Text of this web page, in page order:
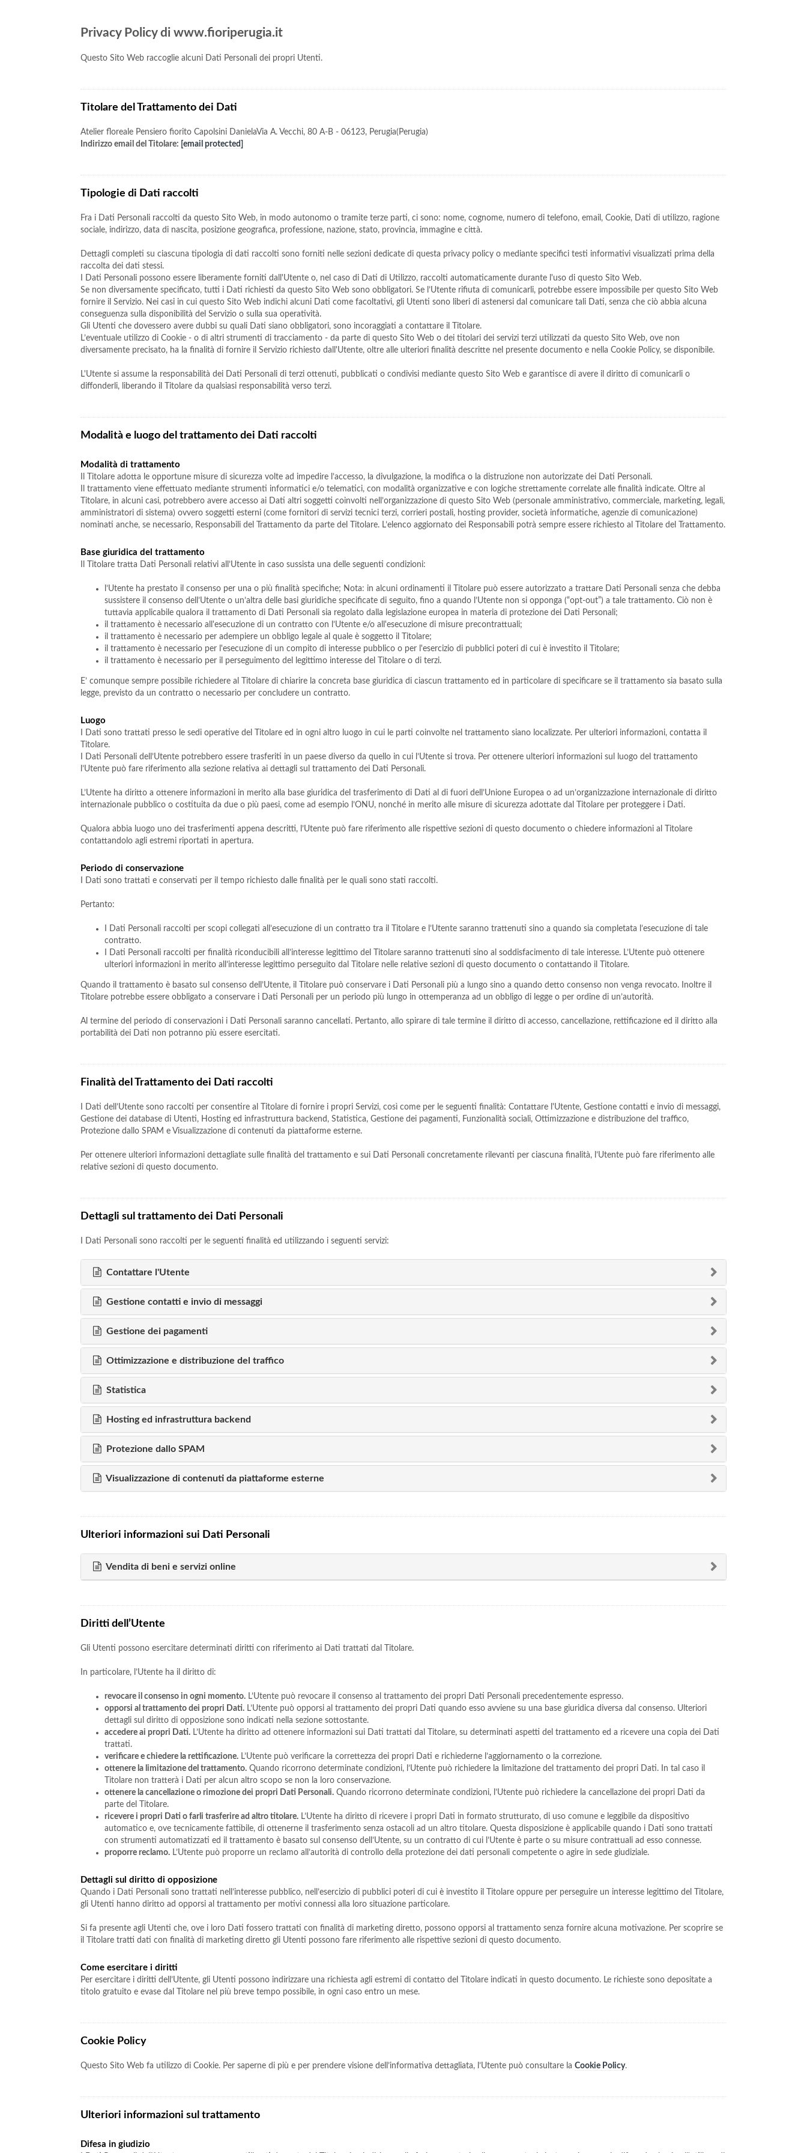
Privacy Policy di www.fioriperugia.it
Questo Sito Web raccoglie alcuni Dati Personali dei propri Utenti.
Titolare del Trattamento dei Dati
Atelier floreale Pensiero fiorito Capolsini DanielaVia A. Vecchi, 80 A-B - 06123, Perugia(Perugia)
Indirizzo email del Titolare: [email protected]
Tipologie di Dati raccolti
Fra i Dati Personali raccolti da questo Sito Web, in modo autonomo o tramite terze parti, ci sono: nome, cognome, numero di telefono, email, Cookie, Dati di utilizzo, ragione
sociale, indirizzo, data di nascita, posizione geografica, professione, nazione, stato, provincia, immagine e città.
Dettagli completi su ciascuna tipologia di dati raccolti sono forniti nelle sezioni dedicate di questa privacy policy o mediante specifici testi informativi visualizzati prima della
raccolta dei dati stessi.
I Dati Personali possono essere liberamente forniti dall'Utente o, nel caso di Dati di Utilizzo, raccolti automaticamente durante l'uso di questo Sito Web.
Se non diversamente specificato, tutti i Dati richiesti da questo Sito Web sono obbligatori. Se l’Utente rifiuta di comunicarli, potrebbe essere impossibile per questo Sito Web
fornire il Servizio. Nei casi in cui questo Sito Web indichi alcuni Dati come facoltativi, gli Utenti sono liberi di astenersi dal comunicare tali Dati, senza che ciò abbia alcuna
conseguenza sulla disponibilità del Servizio o sulla sua operatività.
Gli Utenti che dovessero avere dubbi su quali Dati siano obbligatori, sono incoraggiati a contattare il Titolare.
L’eventuale utilizzo di Cookie - o di altri strumenti di tracciamento - da parte di questo Sito Web o dei titolari dei servizi terzi utilizzati da questo Sito Web, ove non
diversamente precisato, ha la finalità di fornire il Servizio richiesto dall'Utente, oltre alle ulteriori finalità descritte nel presente documento e nella Cookie Policy, se disponibile.
L'Utente si assume la responsabilità dei Dati Personali di terzi ottenuti, pubblicati o condivisi mediante questo Sito Web e garantisce di avere il diritto di comunicarli o
diffonderli, liberando il Titolare da qualsiasi responsabilità verso terzi.
Modalità e luogo del trattamento dei Dati raccolti
Modalità di trattamento
Il Titolare adotta le opportune misure di sicurezza volte ad impedire l’accesso, la divulgazione, la modifica o la distruzione non autorizzate dei Dati Personali.
Il trattamento viene effettuato mediante strumenti informatici e/o telematici, con modalità organizzative e con logiche strettamente correlate alle finalità indicate. Oltre al
Titolare, in alcuni casi, potrebbero avere accesso ai Dati altri soggetti coinvolti nell’organizzazione di questo Sito Web (personale amministrativo, commerciale, marketing, legali,
amministratori di sistema) ovvero soggetti esterni (come fornitori di servizi tecnici terzi, corrieri postali, hosting provider, società informatiche, agenzie di comunicazione)
nominati anche, se necessario, Responsabili del Trattamento da parte del Titolare. L’elenco aggiornato dei Responsabili potrà sempre essere richiesto al Titolare del Trattamento.
Base giuridica del trattamento
Il Titolare tratta Dati Personali relativi all’Utente in caso sussista una delle seguenti condizioni:
l’Utente ha prestato il consenso per una o più finalità specifiche; Nota: in alcuni ordinamenti il Titolare può essere autorizzato a trattare Dati Personali senza che debba
sussistere il consenso dell’Utente o un’altra delle basi giuridiche specificate di seguito, fino a quando l’Utente non si opponga (“opt-out”) a tale trattamento. Ciò non è
tuttavia applicabile qualora il trattamento di Dati Personali sia regolato dalla legislazione europea in materia di protezione dei Dati Personali;
il trattamento è necessario all'esecuzione di un contratto con l’Utente e/o all'esecuzione di misure precontrattuali;
il trattamento è necessario per adempiere un obbligo legale al quale è soggetto il Titolare;
il trattamento è necessario per l'esecuzione di un compito di interesse pubblico o per l'esercizio di pubblici poteri di cui è investito il Titolare;
il trattamento è necessario per il perseguimento del legittimo interesse del Titolare o di terzi.
E’ comunque sempre possibile richiedere al Titolare di chiarire la concreta base giuridica di ciascun trattamento ed in particolare di specificare se il trattamento sia basato sulla
legge, previsto da un contratto o necessario per concludere un contratto.
Luogo
I Dati sono trattati presso le sedi operative del Titolare ed in ogni altro luogo in cui le parti coinvolte nel trattamento siano localizzate. Per ulteriori informazioni, contatta il
Titolare.
I Dati Personali dell’Utente potrebbero essere trasferiti in un paese diverso da quello in cui l’Utente si trova. Per ottenere ulteriori informazioni sul luogo del trattamento
l’Utente può fare riferimento alla sezione relativa ai dettagli sul trattamento dei Dati Personali.
L’Utente ha diritto a ottenere informazioni in merito alla base giuridica del trasferimento di Dati al di fuori dell’Unione Europea o ad un’organizzazione internazionale di diritto
internazionale pubblico o costituita da due o più paesi, come ad esempio l’ONU, nonché in merito alle misure di sicurezza adottate dal Titolare per proteggere i Dati.
Qualora abbia luogo uno dei trasferimenti appena descritti, l’Utente può fare riferimento alle rispettive sezioni di questo documento o chiedere informazioni al Titolare
contattandolo agli estremi riportati in apertura.
Periodo di conservazione
I Dati sono trattati e conservati per il tempo richiesto dalle finalità per le quali sono stati raccolti.
Pertanto:
I Dati Personali raccolti per scopi collegati all’esecuzione di un contratto tra il Titolare e l’Utente saranno trattenuti sino a quando sia completata l’esecuzione di tale
contratto.
I Dati Personali raccolti per finalità riconducibili all’interesse legittimo del Titolare saranno trattenuti sino al soddisfacimento di tale interesse. L’Utente può ottenere
ulteriori informazioni in merito all’interesse legittimo perseguito dal Titolare nelle relative sezioni di questo documento o contattando il Titolare.
Quando il trattamento è basato sul consenso dell’Utente, il Titolare può conservare i Dati Personali più a lungo sino a quando detto consenso non venga revocato. Inoltre il
Titolare potrebbe essere obbligato a conservare i Dati Personali per un periodo più lungo in ottemperanza ad un obbligo di legge o per ordine di un’autorità.
Al termine del periodo di conservazioni i Dati Personali saranno cancellati. Pertanto, allo spirare di tale termine il diritto di accesso, cancellazione, rettificazione ed il diritto alla
portabilità dei Dati non potranno più essere esercitati.
Finalità del Trattamento dei Dati raccolti
I Dati dell’Utente sono raccolti per consentire al Titolare di fornire i propri Servizi, così come per le seguenti finalità: Contattare l'Utente, Gestione contatti e invio di messaggi,
Gestione dei database di Utenti, Hosting ed infrastruttura backend, Statistica, Gestione dei pagamenti, Funzionalità sociali, Ottimizzazione e distribuzione del traffico,
Protezione dallo SPAM e Visualizzazione di contenuti da piattaforme esterne.
Per ottenere ulteriori informazioni dettagliate sulle finalità del trattamento e sui Dati Personali concretamente rilevanti per ciascuna finalità, l’Utente può fare riferimento alle
relative sezioni di questo documento.
Dettagli sul trattamento dei Dati Personali
I Dati Personali sono raccolti per le seguenti finalità ed utilizzando i seguenti servizi:
Contattare l'Utente
Gestione contatti e invio di messaggi
Gestione dei pagamenti
Ottimizzazione e distribuzione del traffico
Statistica
Hosting ed infrastruttura backend
Protezione dallo SPAM
Visualizzazione di contenuti da piattaforme esterne
Ulteriori informazioni sui Dati Personali
Vendita di beni e servizi online
Diritti dell’Utente
Gli Utenti possono esercitare determinati diritti con riferimento ai Dati trattati dal Titolare.
In particolare, l’Utente ha il diritto di:
revocare il consenso in ogni momento. L’Utente può revocare il consenso al trattamento dei propri Dati Personali precedentemente espresso.
opporsi al trattamento dei propri Dati. L’Utente può opporsi al trattamento dei propri Dati quando esso avviene su una base giuridica diversa dal consenso. Ulteriori
dettagli sul diritto di opposizione sono indicati nella sezione sottostante.
accedere ai propri Dati. L’Utente ha diritto ad ottenere informazioni sui Dati trattati dal Titolare, su determinati aspetti del trattamento ed a ricevere una copia dei Dati
trattati.
verificare e chiedere la rettificazione. L’Utente può verificare la correttezza dei propri Dati e richiederne l’aggiornamento o la correzione.
ottenere la limitazione del trattamento. Quando ricorrono determinate condizioni, l’Utente può richiedere la limitazione del trattamento dei propri Dati. In tal caso il
Titolare non tratterà i Dati per alcun altro scopo se non la loro conservazione.
ottenere la cancellazione o rimozione dei propri Dati Personali. Quando ricorrono determinate condizioni, l’Utente può richiedere la cancellazione dei propri Dati da
parte del Titolare.
ricevere i propri Dati o farli trasferire ad altro titolare. L’Utente ha diritto di ricevere i propri Dati in formato strutturato, di uso comune e leggibile da dispositivo
automatico e, ove tecnicamente fattibile, di ottenerne il trasferimento senza ostacoli ad un altro titolare. Questa disposizione è applicabile quando i Dati sono trattati
con strumenti automatizzati ed il trattamento è basato sul consenso dell’Utente, su un contratto di cui l’Utente è parte o su misure contrattuali ad esso connesse.
proporre reclamo. L’Utente può proporre un reclamo all’autorità di controllo della protezione dei dati personali competente o agire in sede giudiziale.
Dettagli sul diritto di opposizione
Quando i Dati Personali sono trattati nell’interesse pubblico, nell’esercizio di pubblici poteri di cui è investito il Titolare oppure per perseguire un interesse legittimo del Titolare,
gli Utenti hanno diritto ad opporsi al trattamento per motivi connessi alla loro situazione particolare.
Si fa presente agli Utenti che, ove i loro Dati fossero trattati con finalità di marketing diretto, possono opporsi al trattamento senza fornire alcuna motivazione. Per scoprire se
il Titolare tratti dati con finalità di marketing diretto gli Utenti possono fare riferimento alle rispettive sezioni di questo documento.
Come esercitare i diritti
Per esercitare i diritti dell’Utente, gli Utenti possono indirizzare una richiesta agli estremi di contatto del Titolare indicati in questo documento. Le richieste sono depositate a
titolo gratuito e evase dal Titolare nel più breve tempo possibile, in ogni caso entro un mese.
Cookie Policy
Questo Sito Web fa utilizzo di Cookie. Per saperne di più e per prendere visione dell’informativa dettagliata, l’Utente può consultare laCookie Policy.
Ulteriori informazioni sul trattamento
Difesa in giudizio